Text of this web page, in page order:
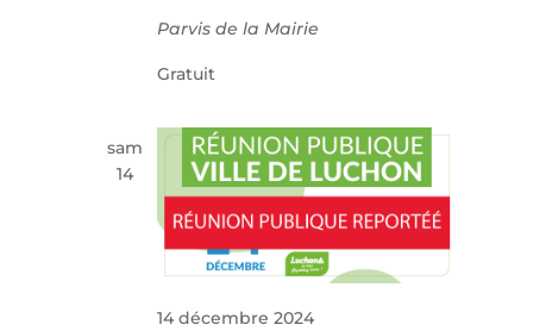
Parvis de la Mairie
Gratuit
sam
14
14 décembre 2024